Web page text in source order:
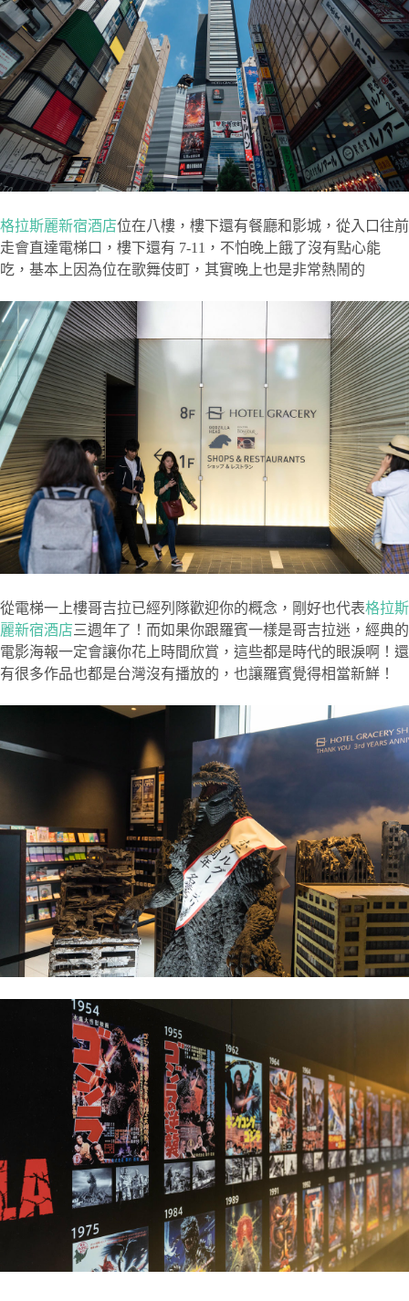
格拉斯麗新宿酒店位在八樓，樓下還有餐廳和影城，從入口往前
走會直達電梯口，樓下還有 7-11，不怕晚上餓了沒有點心能
吃，基本上因為位在歌舞伎町，其實晚上也是非常熱鬧的
從電梯一上樓哥吉拉已經列隊歡迎你的概念，剛好也代表格拉斯
麗新宿酒店三週年了！而如果你跟羅賓一樣是哥吉拉迷，經典的
電影海報一定會讓你花上時間欣賞，這些都是時代的眼淚啊！還
有很多作品也都是台灣沒有播放的，也讓羅賓覺得相當新鮮！